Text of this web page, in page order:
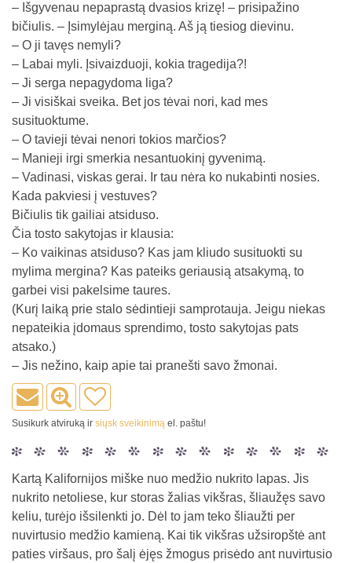
– Išgyvenau nepaprastą dvasios krizę! – prisipažino
bičiulis. – Įsimylėjau merginą. Aš ją tiesiog dievinu.
– O ji tavęs nemyli?
– Labai myli. Įsivaizduoji, kokia tragedija?!
– Ji serga nepagydoma liga?
– Ji visiškai sveika. Bet jos tėvai nori, kad mes
susituoktume.
– O tavieji tėvai nenori tokios marčios?
– Manieji irgi smerkia nesantuokinį gyvenimą.
– Vadinasi, viskas gerai. Ir tau nėra ko nukabinti nosies.
Kada pakviesi į vestuves?
Bičiulis tik gailiai atsiduso.
Čia tosto sakytojas ir klausia:
– Ko vaikinas atsiduso? Kas jam kliudo susituokti su
mylima mergina? Kas pateiks geriausią atsakymą, to
garbei visi pakelsime taures.
(Kurį laiką prie stalo sėdintieji samprotauja. Jeigu niekas
nepateikia įdomaus sprendimo, tosto sakytojas pats
atsako.)
– Jis nežino, kaip apie tai pranešti savo žmonai.
Susikurk atviruką ir siųsk sveikinimą el. paštu!
Kartą Kalifornijos miške nuo medžio nukrito lapas. Jis
nukrito netoliese, kur storas žalias vikšras, šliaužęs savo
keliu, turėjo išsilenkti jo. Dėl to jam teko šliaužti per
nuvirtusio medžio kamieną. Kai tik vikšras užsiropštė ant
paties viršaus, pro šalį ėjęs žmogus prisėdo ant nuvirtusio